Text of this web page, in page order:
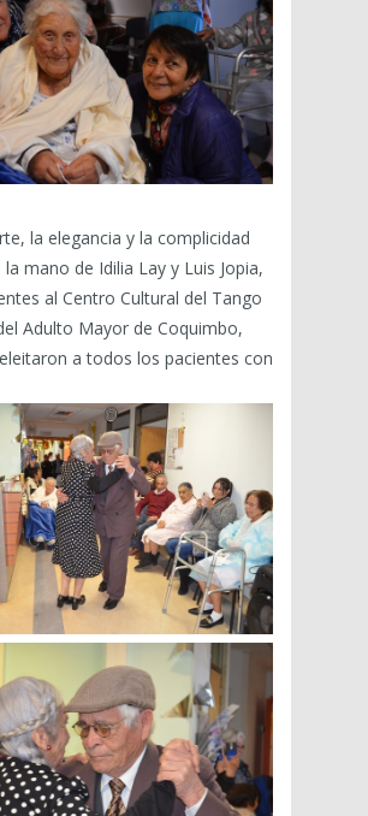
la elegancia y la complicidad
mano de Idilia Lay y Luis Jopia,
al Centro Cultural del Tango
Adulto Mayor de Coquimbo,
a todos los pacientes con